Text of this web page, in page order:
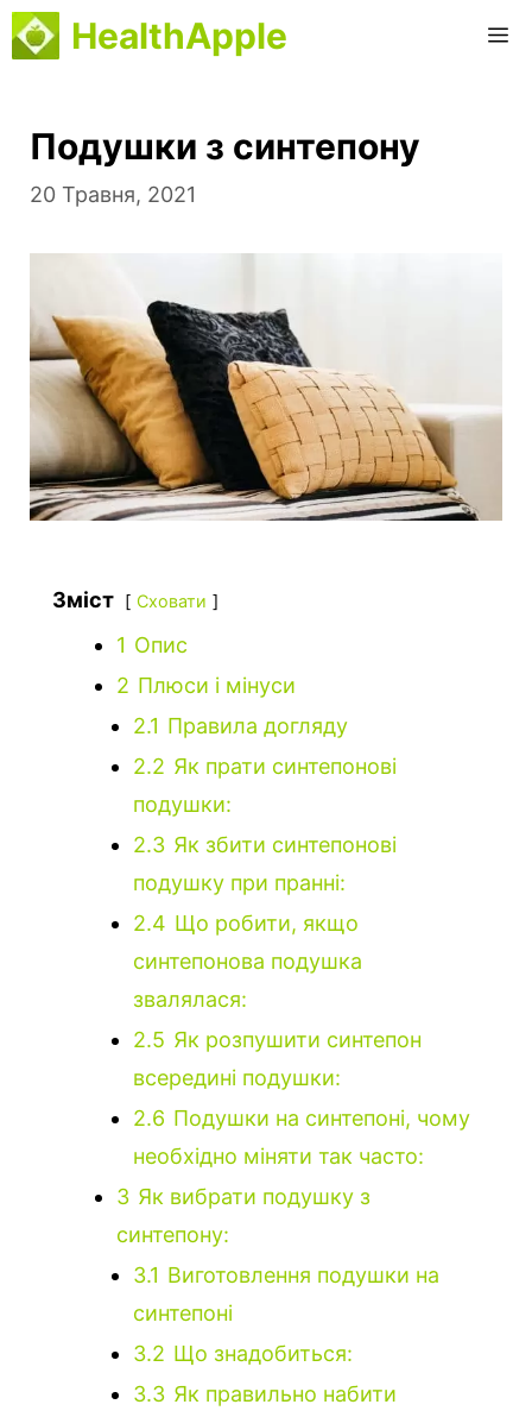
Перейти
до
HealthApple
Подушки з синтепону
20 Травня, 2021
Зміст Сховати
1 Опис
2 Плюси і мінуси
2.1 Правила догляду
2.2 Як прати синтепонові
подушки:
2.3 Як збити синтепонові
подушку при пранні:
2.4 Що робити, якщо
синтепонова подушка
звалялася:
2.5 Як розпушити синтепон
всередині подушки:
2.6 Подушки на синтепоні, чому
необхідно міняти так часто:
3 Як вибрати подушку з
синтепону:
3.1 Виготовлення подушки на
синтепоні
3.2 Що знадобиться:
3.3 Як правильно набити